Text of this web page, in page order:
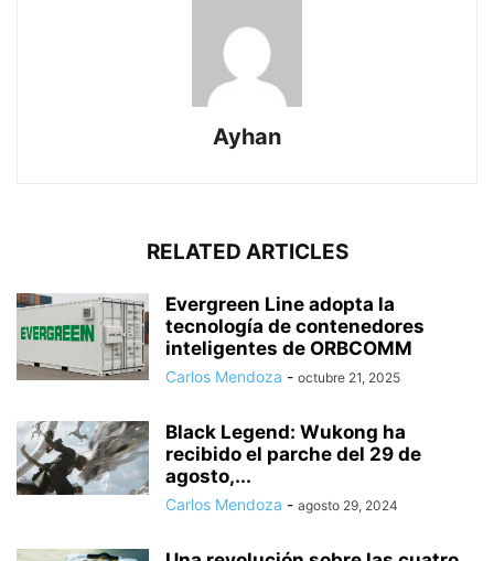
Ayhan
RELATED ARTICLES
Evergreen Line adopta la
tecnología de contenedores
inteligentes de ORBCOMM
Carlos Mendoza - octubre 21, 2025
Black Legend: Wukong ha
recibido el parche del 29 de
agosto,...
Carlos Mendoza - agosto 29, 2024